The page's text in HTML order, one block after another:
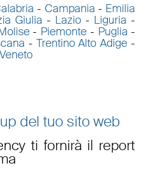
- Campania - Emilia
Giulia - Lazio - Liguria -
- Piemonte - Puglia -
- Trentino Alto Adige -
Veneto
del tuo sito web
ti fornirà il report